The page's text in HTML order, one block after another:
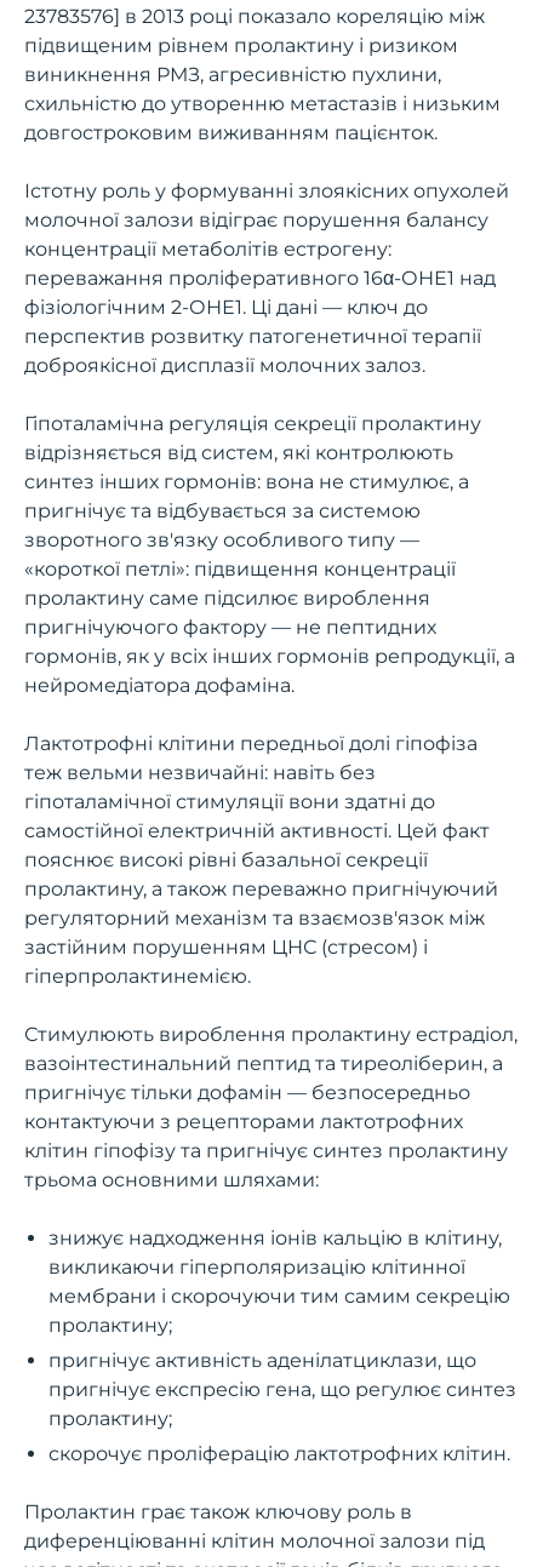
23783576] в 2013 році показало кореляцію між
підвищеним рівнем пролактину і ризиком
виникнення РМЗ, агресивністю пухлини,
схильністю до утворенню метастазів і низьким
довгостроковим виживанням пацієнток.
Істотну роль у формуванні злоякісних опухолей
молочної залози відіграє порушення балансу
концентрації метаболітів естрогену:
переважання проліферативного 16α-ОНЕ1 над
фізіологічним 2-ОНЕ1. Ці дані — ключ до
перспектив розвитку патогенетичної терапії
доброякісної дисплазії молочних залоз.
Гіпоталамічна регуляція секреції пролактину
відрізняється від систем, які контролюють
синтез інших гормонів: вона не стимулює, а
пригнічує та відбувається за системою
зворотного зв'язку особливого типу —
«короткої петлі»: підвищення концентрації
пролактину саме підсилює вироблення
пригнічуючого фактору — не пептидних
гормонів, як у всіх інших гормонів репродукції, а
нейромедіатора дофаміна.
Лактотрофні клітини передньої долі гіпофіза
теж вельми незвичайні: навіть без
гіпоталамічної стимуляції вони здатні до
самостійної електричній активності. Цей факт
пояснює високі рівні базальної секреції
пролактину, а також переважно пригнічуючий
регуляторний механізм та взаємозв'язок між
застійним порушенням ЦНС (стресом) і
гіперпролактинемією.
Стимулюють вироблення пролактину естрадіол,
вазоінтестинальний пептид та тиреоліберин, а
пригнічує тільки дофамін — безпосередньо
контактуючи з рецепторами лактотрофних
клітин гіпофізу та пригнічує синтез пролактину
трьома основними шляхами:
знижує надходження іонів кальцію в клітину,
викликаючи гіперполяризацію клітинної
мембрани і скорочуючи тим самим секрецію
пролактину;
пригнічує активність аденілатциклази, що
пригнічує експресію гена, що регулює синтез
пролактину;
скорочує проліферацію лактотрофних клітин.
Пролактин грає також ключову роль в
диференціюванні клітин молочної залози під